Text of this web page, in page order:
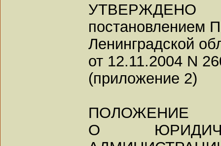
УТВЕРЖДЕНО
постановлением
Ленинградской
от 12.11.2004 N
(приложение 2)
ПОЛОЖЕНИЕ
О